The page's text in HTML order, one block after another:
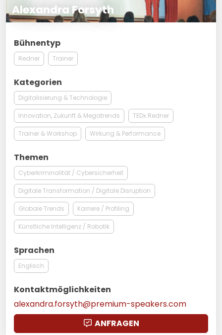
Alexandra Forsyth
Bühnentyp
Redner Trainer
Kategorien
Digitalisierung & Technologie
Innovation, Zukunft & Megatrends TEDx Redner
Trainer & Workshop Wirkung & Performance
Themen
Cyberkriminalität / Cybersicherheit
Digitale Transformation / Digitale Disruption
Globale Trends Karriere / Profiling
Künstliche Intelligenz / Robotik
Sprachen
Englisch
Kontaktmöglichkeiten
alexandra.forsyth@premium-speakers.com
ANFRAGEN